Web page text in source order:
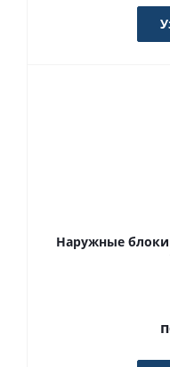
Наружные блоки